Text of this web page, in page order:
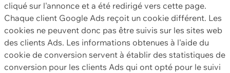
cliqué sur l'annonce et a été redirigé vers cette page.
Chaque client Google Ads reçoit un cookie différent. Les
cookies ne peuvent donc pas être suivis sur les sites web
des clients Ads. Les informations obtenues à l'aide du
cookie de conversion servent à établir des statistiques de
conversion pour les clients Ads qui ont opté pour le suivi